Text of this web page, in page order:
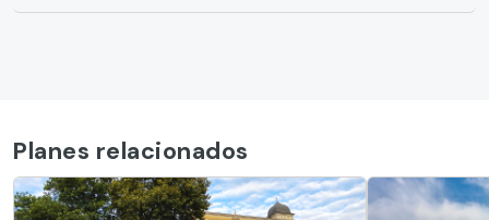
Planes relacionados